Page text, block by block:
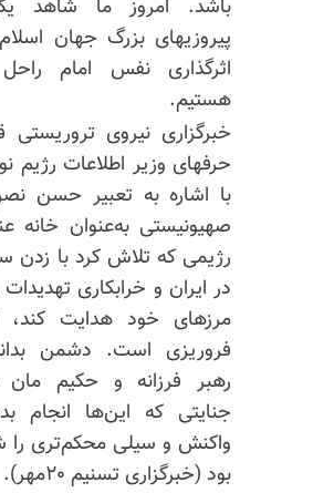
باشد. امروز ما شاهد
پیروزیهای بزرگ جهان
اثرگذاری نفس امام
هستیم.
خبرگزاری نیروی
حرفهای وزیر اطلاعات
با اشاره به تعبیر حسن
صهیونیستی به‌عنوان خانه
رژیمی که تلاش کرد با زدن
در ایران و خرابکاری
مرز‌های خود هدایت کند،
فروریزی است. دشمن
رهبر فرزانه و حکیم مان
جنایتی که این‌ها انجام
واکنش و سیلی محکم‌تری را
بود (خبرگزاری تسنیم ۲۰مهر).